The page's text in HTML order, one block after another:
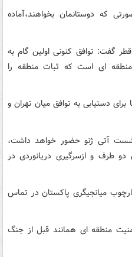
که دوستانمان بخواهند،‌آماده
گفت: توافق کنونی اولین گام به
ای است که ثبات منطقه را
دستیابی به توافق میان تهران و
آتی ژنو حضور خواهد داشت،
طرف و ازسرگیری دریانوردی در
میانجیگری پاکستان در تماس
منطقه ای همانند قبل از جنگ